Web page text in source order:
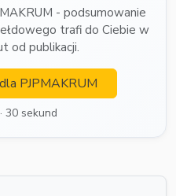
- podsumowanie
trafi do Ciebie w
od publikacji.
PJPMAKRUM
30 sekund